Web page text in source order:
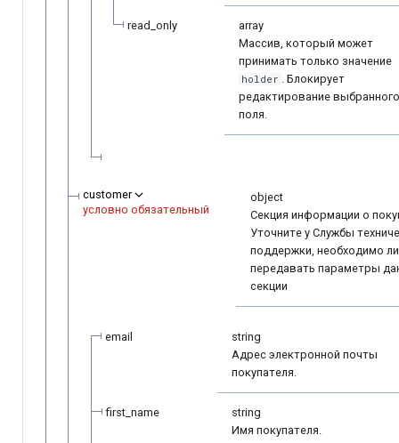
read_only
array
Массив, который может
принимать только значение
holder
. Блокирует
редактирование выбранного
поля.
customer
условно обязательный
object
Секция информации о
Уточните у Службы
поддержки, необходимо ли
передавать параметры
секции
email
string
Адрес электронной почты
покупателя.
first_name
string
Имя покупателя.